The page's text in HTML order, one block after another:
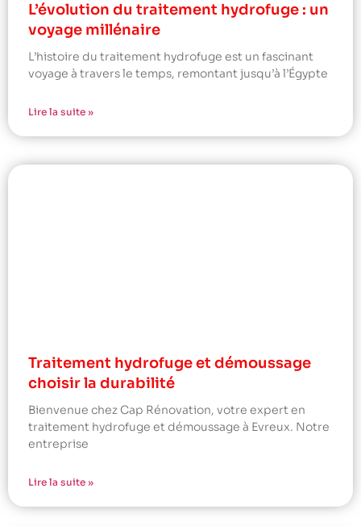
L’évolution du traitement hydrofuge : un
voyage millénaire
L’histoire du traitement hydrofuge est un fascinant
voyage à travers le temps, remontant jusqu’à l’Égypte
Lire la suite »
Traitement hydrofuge et démoussage
choisir la durabilité
Bienvenue chez Cap Rénovation, votre expert en
traitement hydrofuge et démoussage à Evreux. Notre
entreprise
Lire la suite »